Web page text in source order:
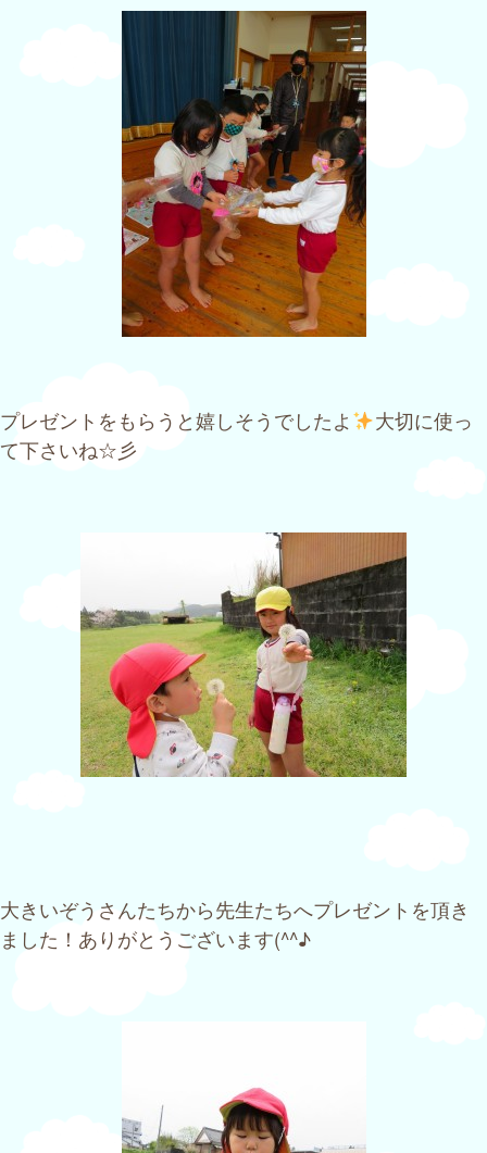
プレゼントをもらうと嬉しそうでしたよ
大切に使っ
て下さいね☆彡
大きいぞうさんたちから先生たちへプレゼントを頂き
ました！ありがとうございます(^^♪